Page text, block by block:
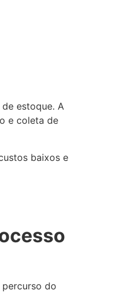
estoque. A
e coleta de
baixos e
do